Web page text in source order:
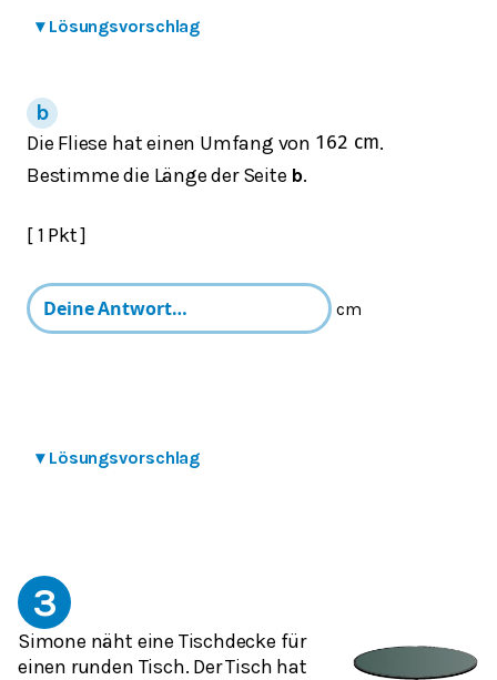
▾ Lösungsvorschlag
Die Fliese hat einen Umfang von 162 cm.
Bestimme die Länge der Seite b.
[ 1 Pkt ]
cm
▾ Lösungsvorschlag
3
Simone näht eine Tischdecke für
einen runden Tisch. Der Tisch hat